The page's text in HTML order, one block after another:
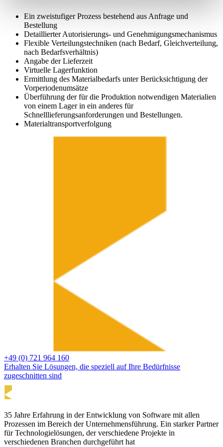
Ein zweistufiger Prozess bestehend aus Anfrage und
Bestellung
Detaillierter Autorisierungs- und Genehmigungsmechanismus
Flexible Verteilungstechniken (nach Bedarf, Gleichverteilung,
nach Bedarfsverhältnis)
Angabe der Lieferzeit
Virtuelle Lagerfunktion
Ermittlung des Materialbedarfs unter Berücksichtigung der
Vorperiodenumsätze
Überführung der für die Produktion notwendigen Materialien
von einem Lager in ein anderes für
Schnelllieferungsanforderungen und Bestellungen.
Materialtransportverfolgung
+49 (0) 721 964 160
Erhalten Sie Lösungen, die speziell auf Ihre Bedürfnisse
zugeschnitten sind
35 Jahre Erfahrung in der Entwicklung von Software mit allen
Prozessen im Bereich der Unternehmensführung. Ein starker Partner
für Technologielösungen, der verschiedene Projekte in
verschiedenen Branchen durchgeführt hat